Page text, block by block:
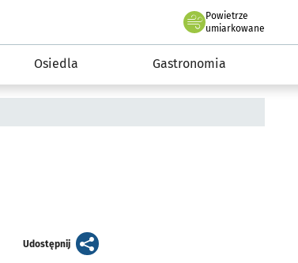
Powietrze
we Wrocławiu
umiarkowane
Osiedla Gastronomia
Udostępnijartykuł